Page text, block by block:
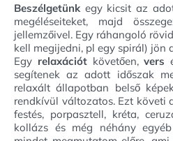
Beszélgetünk egy kicsit az
megéléseiteket, majd
jellemzőivel. Egy ráhangoló rövid
kell megijedni, pl egy spirál) jön
Egy relaxációtkövetően,vers
segítenek az adott időszak
relaxált állapotban belső
rendkívül változatos. Ezt követi
festés, porpasztell, kréta,
kollázs és még néhány